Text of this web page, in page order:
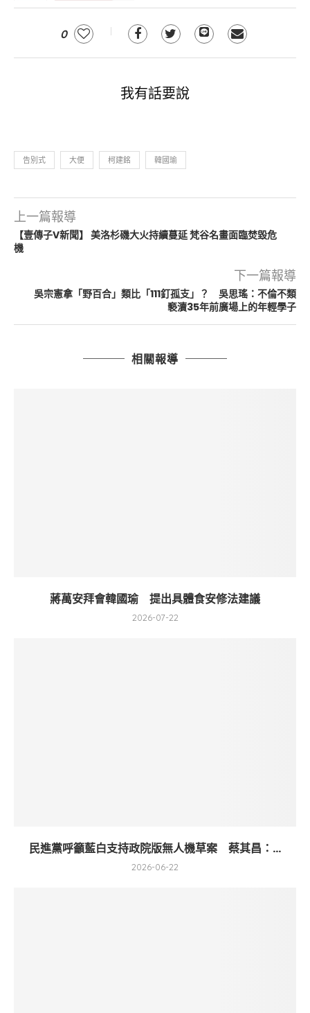
0
我有話要說
告別式 大便 柯建銘 韓國瑜
上一篇報導
【壹傳子V新聞】 美洛杉磯大火持續蔓延 梵谷名畫面臨焚毀危
機
下一篇報導
吳宗憲拿「野百合」類比「111釘孤支」？ 吳思瑤：不倫不類
褻瀆35年前廣場上的年輕學子
相關報導
蔣萬安拜會韓國瑜 提出具體食安修法建議
2026-07-22
民進黨呼籲藍白支持政院版無人機草案 蔡其昌：...
2026-06-22